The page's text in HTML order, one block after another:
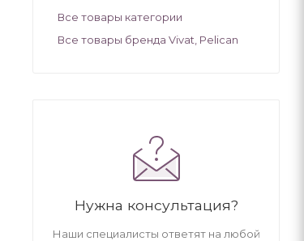
Все товары категории
Все товары бренда Vivat, Pelican
Нужна консультация?
Наши специалисты ответят на любой